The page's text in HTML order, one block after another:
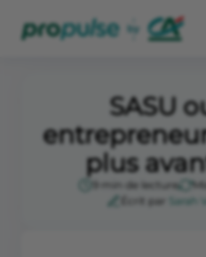
SASU
plus
9 min de lecture
Écrit par
Sarah